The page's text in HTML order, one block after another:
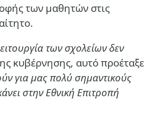
των μαθητών στις
των σχολείων δεν
κυβέρνησης, αυτό προέταξε
για μας πολύ σημαντικούς
στην Εθνική Επιτροπή